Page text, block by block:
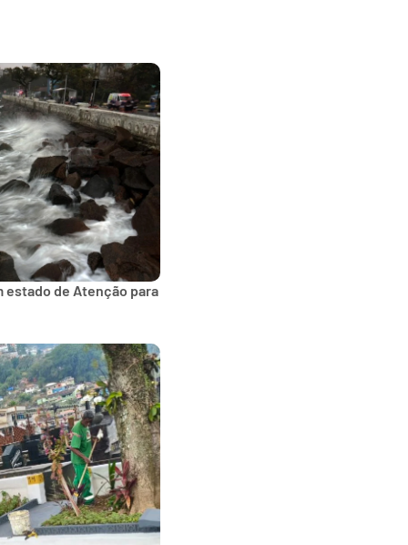
estado de Atenção para